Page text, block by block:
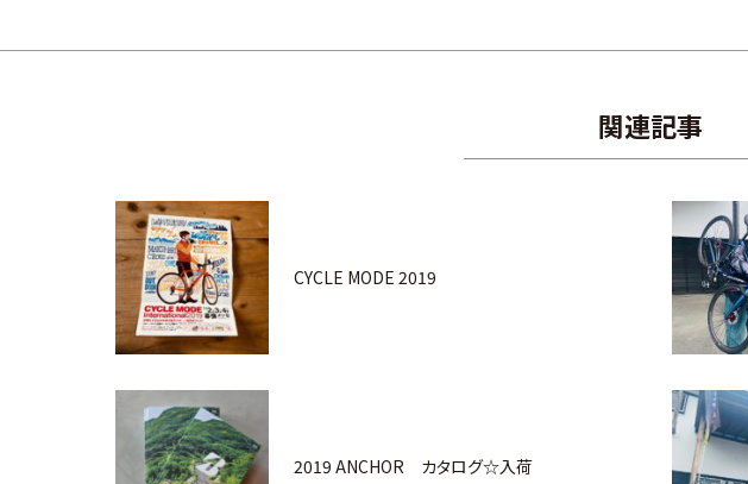
関連記事
CYCLE MODE 2019
2019 ANCHOR カタログ☆入荷